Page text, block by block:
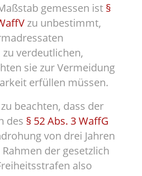
gemessen ist §
zu unbestimmt,
verdeutlichen,
sie zur Vermeidung
erfüllen müssen.
beachten, dass der
des § 52 Abs. 3 WaffG
von drei Jahren
der gesetzlich
also